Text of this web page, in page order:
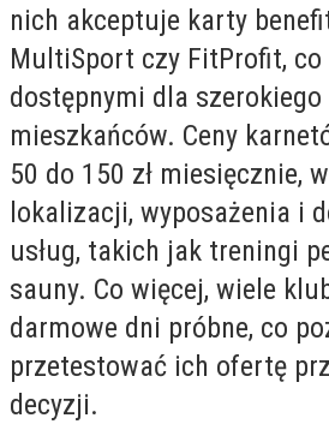
nich akceptuje karty
MultiSport czy FitProfit, co
dostępnymi dla szerokiego
mieszkańców. Ceny
50 do 150 zł miesięcznie,
lokalizacji, wyposażenia i
usług, takich jak treningi
sauny. Co więcej, wiele
darmowe dni próbne, co
przetestować ich ofertę
decyzji.